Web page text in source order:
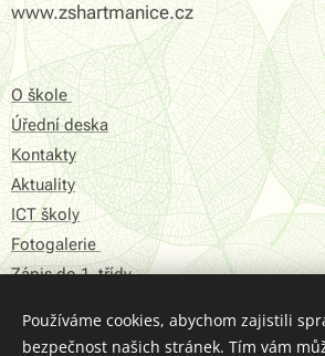
www.zshartmanice.cz
O škole
Úřední deska
Kontakty
Aktuality
ICT školy
Fotogalerie
Zápis do 1. třídy
Prohlášení o přístupnosti
Používáme cookies, abychom zajistili
bezpečnost našich stránek. Tím vám